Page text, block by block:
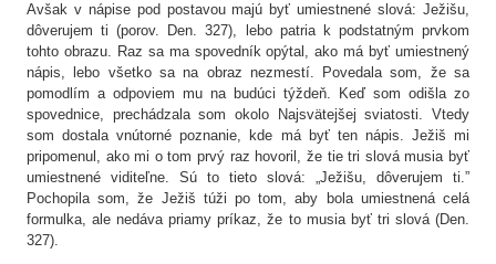
Avšak v nápise pod postavou majú byť umiestnené slová: Ježišu,
dôverujem ti (porov. Den. 327), lebo patria k podstatným prvkom
tohto obrazu. Raz sa ma spovedník opýtal, ako má byť umiestnený
nápis, lebo všetko sa na obraz nezmestí. Povedala som, že sa
pomodlím a odpoviem mu na budúci týždeň. Keď som odišla zo
spovednice, prechádzala som okolo Najsvätejšej sviatosti. Vtedy
som dostala vnútorné poznanie, kde má byť ten nápis. Ježiš mi
pripomenul, ako mi o tom prvý raz hovoril, že tie tri slová musia byť
umiestnené viditeľne. Sú to tieto slová: „Ježišu, dôverujem ti.”
Pochopila som, že Ježiš túži po tom, aby bola umiestnená celá
formulka, ale nedáva priamy príkaz, že to musia byť tri slová (Den.
327).